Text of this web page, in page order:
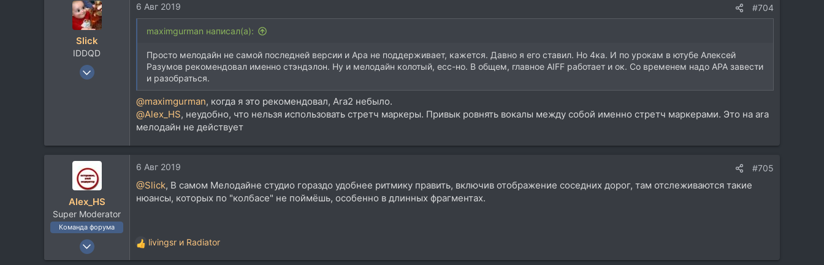
к
ц
Slick
IDDQD
13 Май 2008
Москва, Переделкино
www.vk.com
6 Авг 2019 #704
maximgurman написал(а):
Просто мелодайн не самой последней версии и Ара не поддерживает, кажется. Давно я его ставил. Но 4ка. И по урокам в ютубе Алексей
Разумов рекомендовал именно стэндэлон. Ну и мелодайн колотый, есс-но. В общем, главное AIFF работает и ок. Со временем надо АРА завести
и разобраться.
@maximgurman, когда я это рекомендовал, Ara2 небыло.
@Alex_HS, неудобно, что нельзя использовать стретч маркеры. Привык ровнять вокалы между собой именно стретч маркерами. Это на ara
мелодайн не действует
Alex_HS
Super Moderator
Команда форума
19 Ноя 2002
21.717
6 Авг 2019 #705
@Slick, В самом Мелодайне студио гораздо удобнее ритмику править, включив отображение соседних дорог, там отслеживаются такие
нюансы, которых по "колбасе" не поймёшь, особенно в длинных фрагментах.
Р
е
livingsr и Radiator